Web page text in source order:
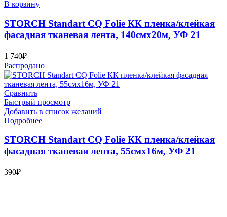
В корзину
STORCH Standart CQ Folie КК пленка/клейкая
фасадная тканевая лента, 140смx20м, УФ 21
1 740₽
Распродано
Сравнить
Быстрый просмотр
Добавить в список желаний
Подробнее
STORCH Standart CQ Folie КК пленка/клейкая
фасадная тканевая лента, 55смx16м, УФ 21
390₽